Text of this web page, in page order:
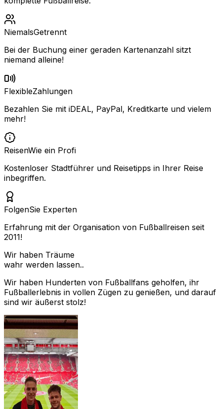
NiemalsGetrennt
Bei der Buchung einer geraden Kartenanzahl sitzt
niemand alleine!
FlexibleZahlungen
Bezahlen Sie mit iDEAL, PayPal, Kreditkarte und vielem
mehr!
ReisenWie ein Profi
Kostenloser Stadtführer und Reisetipps in Ihrer Reise
inbegriffen.
FolgenSie Experten
Erfahrung mit der Organisation von Fußballreisen seit
2011!
Wir haben Träume
wahr werden lassen..
Wir haben Hunderten von Fußballfans geholfen, ihr
Fußballerlebnis in vollen Zügen zu genießen, und darauf
sind wir äußerst stolz!